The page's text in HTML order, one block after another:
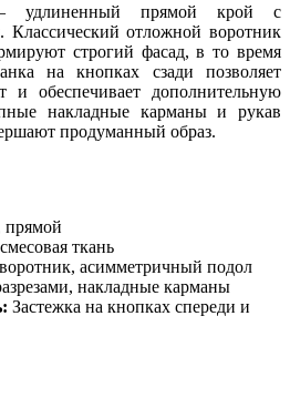
удлиненный прямой крой с
отложной воротник
строгий фасад, в то время
на кнопках сзади позволяет
и обеспечивает дополнительную
накладные карманы и рукав
продуманный образ.
ткань
асимметричный подол
накладные карманы
Застежка на кнопках спереди и